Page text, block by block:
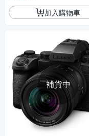
加入購物車
補貨中